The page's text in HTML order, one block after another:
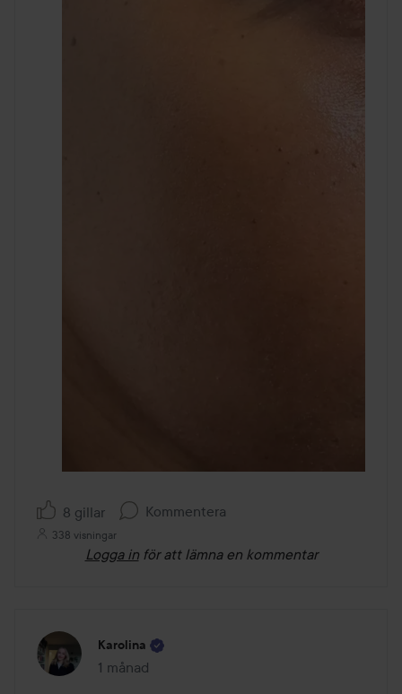
8 gillar Kommentera
338 visningar
Logga in för att lämna en kommentar
Karolina
1 månad
Inlägget skapades 1 månad